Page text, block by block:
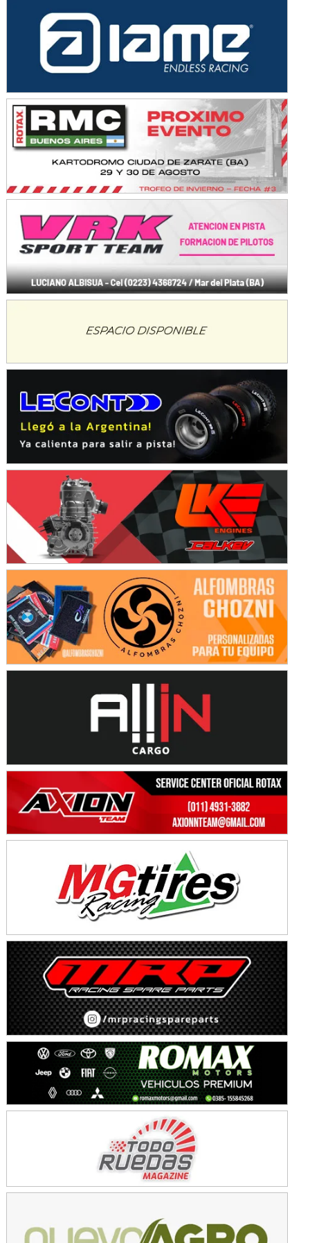
KDO - F6
Ciudad de Trenque Lauquen (Asfalto)
Trenque Lauquen (Buenos Aires)
ENTRERRIANO - F6 (POSTERGADA)
Villaguay (Entre Ríos)
VICTORIENSE - F7
El Cerro (Tierra)
Victoria (Entre Ríos)
Moto Club Reginense (Tierra)
CSK - F7
Juventud Unida (Tierra)
NORESTE SANTAFESINO - F6
Ciudad de Avellaneda (Asfalto)
SUR SANTAFESINO - F4
Rufino (Santa Fe)
TUCUMANO - F5
Juan Navarro (Asfalto)